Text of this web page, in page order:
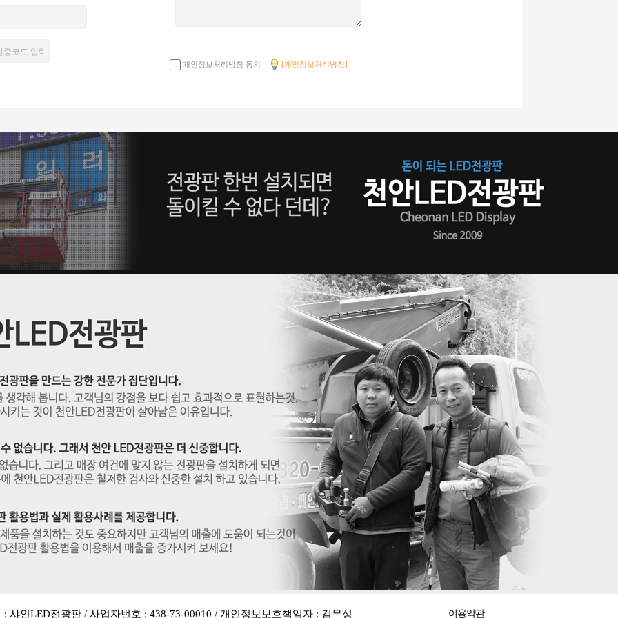
개인정보처리방침 동의 [개인정보처리방침]
: 샤인LED전광판 / 사업자번호 : 438-73-00010 / 개인정보보호책임자 : 김무성 이용약관